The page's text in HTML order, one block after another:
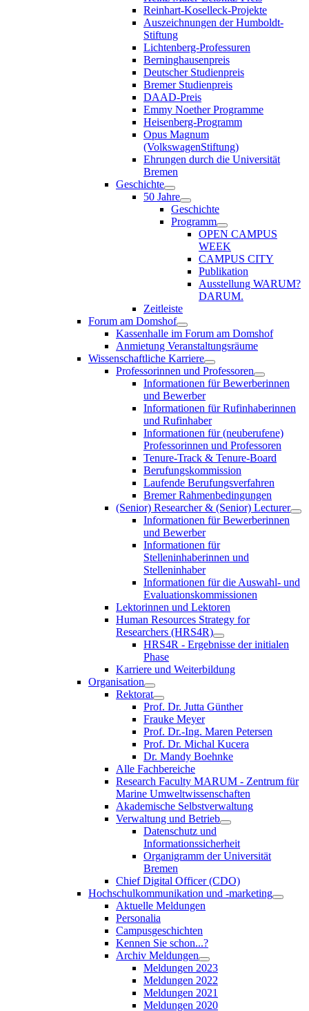
Reinhart-Koselleck-Projekte
Auszeichnungen der Humboldt-
Stiftung
Lichtenberg-Professuren
Berninghausenpreis
Deutscher Studienpreis
Bremer Studienpreis
DAAD-Preis
Emmy Noether Programme
Heisenberg-Programm
Opus Magnum
(VolkswagenStiftung)
Ehrungen durch die Universität
Bremen
Geschichte
50 Jahre
Geschichte
Programm
OPEN CAMPUS
WEEK
CAMPUS CITY
Publikation
Ausstellung WARUM?
DARUM.
Zeitleiste
Forum am Domshof
Kassenhalle im Forum am Domshof
Anmietung Veranstaltungsräume
Wissenschaftliche Karriere
Professorinnen und Professoren
Informationen für Bewerberinnen
und Bewerber
Informationen für Rufinhaberinnen
und Rufinhaber
Informationen für (neuberufene)
Professorinnen und Professoren
Tenure-Track & Tenure-Board
Berufungskommission
Laufende Berufungsverfahren
Bremer Rahmenbedingungen
(Senior) Researcher & (Senior) Lecturer
Informationen für Bewerberinnen
und Bewerber
Informationen für
Stelleninhaberinnen und
Stelleninhaber
Informationen für die Auswahl- und
Evaluationskommissionen
Lektorinnen und Lektoren
Human Resources Strategy for
Researchers (HRS4R)
HRS4R - Ergebnisse der initialen
Phase
Karriere und Weiterbildung
Organisation
Rektorat
Prof. Dr. Jutta Günther
Frauke Meyer
Prof. Dr.-Ing. Maren Petersen
Prof. Dr. Michal Kucera
Dr. Mandy Boehnke
Alle Fachbereiche
Research Faculty MARUM - Zentrum für
Marine Umweltwissenschaften
Akademische Selbstverwaltung
Verwaltung und Betrieb
Datenschutz und
Informationssicherheit
Organigramm der Universität
Bremen
Chief Digital Officer (CDO)
Hochschulkommunikation und -marketing
Aktuelle Meldungen
Personalia
Campusgeschichten
Kennen Sie schon...?
Archiv Meldungen
Meldungen 2023
Meldungen 2022
Meldungen 2021
Meldungen 2020